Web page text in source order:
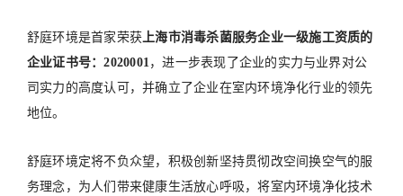
舒庭环境是首家荣获 上海市消毒杀菌服务企业一级施工资质的
企业证书号：2020001 ，进一步表现了企业的实力与业界对公
司实力的高度认可，并确立了企业在室内环境净化行业的领先
地位。
舒庭环境定将不负众望，积极创新坚持贯彻改空间换空气的服
务理念，为人们带来健康生活放心呼吸，将室内环境净化技术